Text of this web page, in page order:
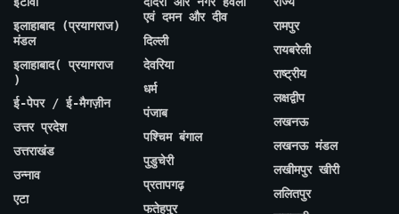
इलाहाबाद (प्रयागराज)
मंडल
इलाहाबाद( प्रयागराज
)
ई-पेपर / ई-मैगज़ीन
उत्तर प्रदेश
उत्तराखंड
उन्नाव
एटा
एवं दमन और दीव
दिल्ली
देवरिया
धर्म
पंजाब
पश्चिम बंगाल
पुडुचेरी
प्रतापगढ़
फतेहपुर
रामपुर
रायबरेली
राष्ट्रीय
लक्षद्वीप
लखनऊ
लखनऊ मंडल
लखीमपुर खीरी
ललितपुर